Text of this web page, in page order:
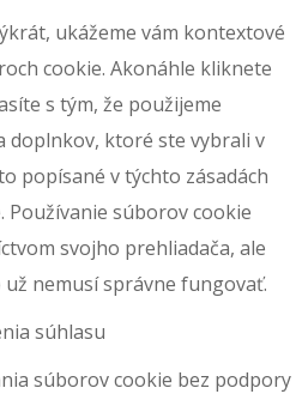
ukážeme vám kontextové
cookie. Akonáhle kliknete
s tým, že použijeme
doplnkov, ktoré ste vybrali v
popísané v týchto zásadách
súborov cookie
svojho prehliadača, ale
nemusí správne fungovať.
súhlasu
súborov cookie bez podpory